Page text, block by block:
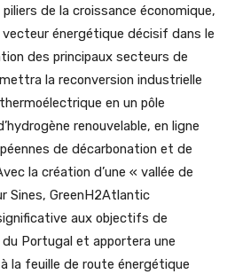
piliers de la croissance économique,
énergétique décisif dans le
des principaux secteurs de
la reconversion industrielle
en un pôle
renouvelable, en ligne
de décarbonation et de
la création d’une « vallée de
Sines, GreenH2Atlantic
aux objectifs de
Portugal et apportera une
la feuille de route énergétique